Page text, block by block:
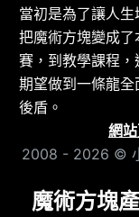
當初是為了讓人生
把魔術方塊變成
賽，到教學課程，
期望做到一條龍
後盾。
網
2008 - 2026 ©
魔術方塊